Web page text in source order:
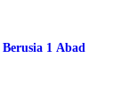
1 Abad